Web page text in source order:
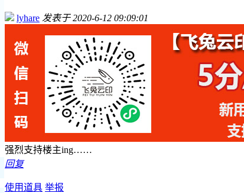
lyhare 发表于 2020-6-12 09:09:01
强烈支持楼主ing……
回复
使用道具 举报